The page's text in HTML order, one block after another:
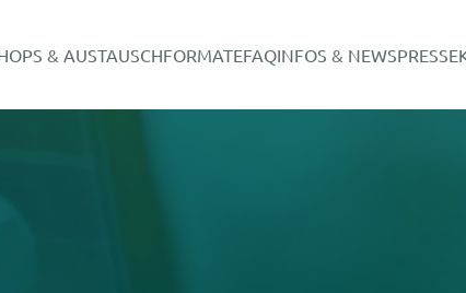
& AUSTAUSCHFORMATEFAQINFOS & NEWSPRESSE